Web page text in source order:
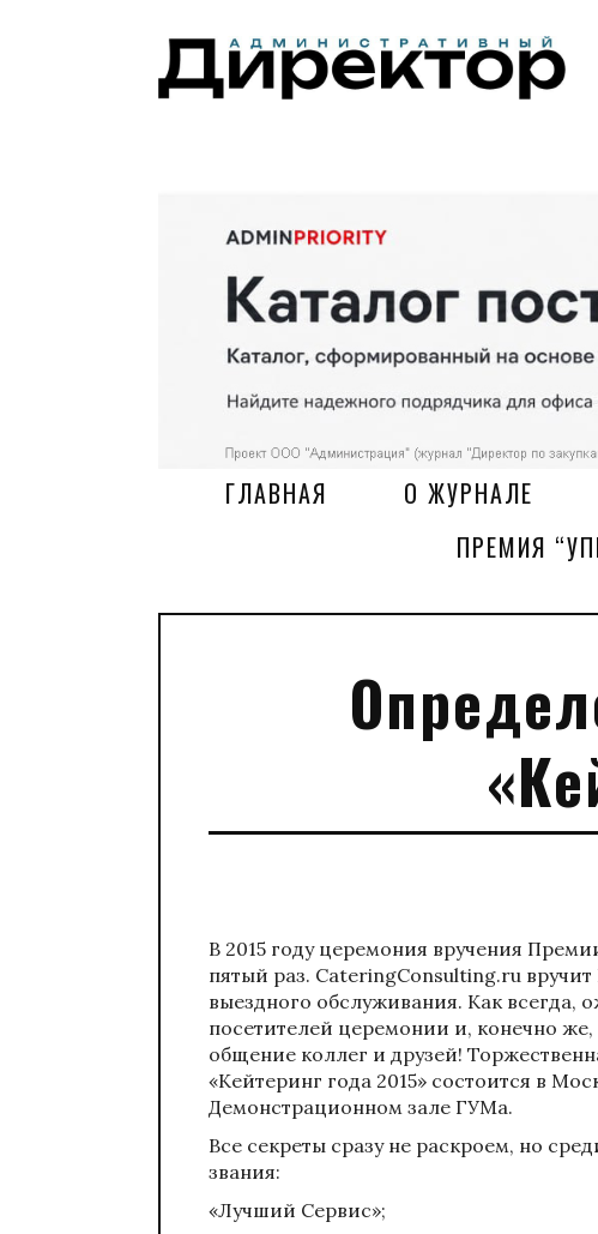
ГЛАВНАЯ О ЖУРНАЛЕ
ПРЕМИЯ
В 2015 году церемония вручения
пятый раз. CateringConsulting.ru
выездного обслуживания. Как всегда,
посетителей церемонии и, конечно
общение коллег и друзей!
«Кейтеринг года 2015» состоится в
Демонстрационном зале ГУМа.
Все секреты сразу не раскроем, но
звания:
«Лучший Сервис»;